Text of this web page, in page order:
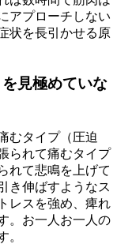
アプローチしない
状を長引かせる原
見極めていな
むタイプ（圧迫
られて痛むタイプ
れて悲鳴を上げて
き伸ばすようなス
レスを強め、痺れ
。お一人お一人の
。